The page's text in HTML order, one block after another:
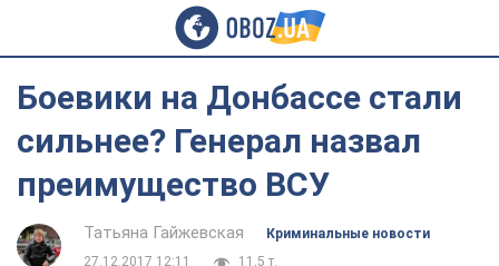
Боевики на Донбассе стали
сильнее? Генерал назвал
преимущество ВСУ
Татьяна Гайжевская
Криминальные новости
27.12.2017 12:11
11,5 т.